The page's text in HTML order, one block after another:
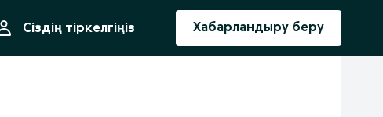
Сіздің тіркелгіңіз Хабарландыру беру